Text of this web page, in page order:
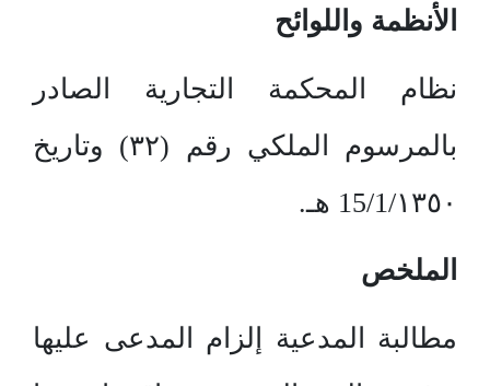
الأنظمة واللوائح
نظام المحكمة التجارية الصادر
بالمرسوم الملكي رقم (٣٢) وتاريخ
15/1/١٣٥٠ هـ.
الملخص
مطالبة المدعية إلزام المدعى عليها